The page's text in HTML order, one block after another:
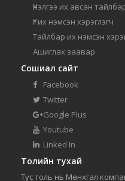
Үнэлгээ их авсан
Үг их нэмсэн хэрэглэгч
Тайлбар их нэмсэн
Ашиглах заавар
Сошиал сайт
Facebook
Twitter
Google Plus
Youtube
Linked In
Толийн тухай
Тус толь нь Мөнхгал